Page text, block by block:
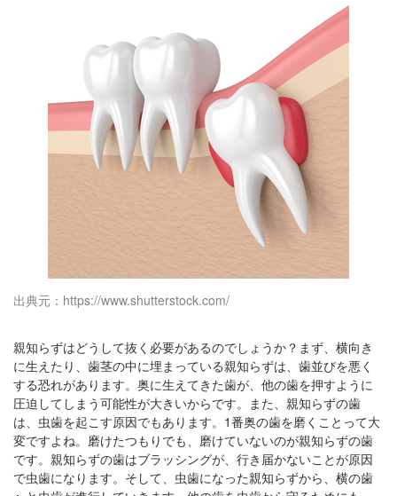
出典元：https://www.shutterstock.com/
親知らずはどうして抜く必要があるのでしょうか？まず、横向き
に生えたり、歯茎の中に埋まっている親知らずは、歯並びを悪く
する恐れがあります。奥に生えてきた歯が、他の歯を押すように
圧迫してしまう可能性が大きいからです。また、親知らずの歯
は、虫歯を起こす原因でもあります。1番奥の歯を磨くことって大
変ですよね。磨けたつもりでも、磨けていないのが親知らずの歯
です。親知らずの歯はブラッシングが、行き届かないことが原因
で虫歯になります。そして、虫歯になった親知らずから、横の歯